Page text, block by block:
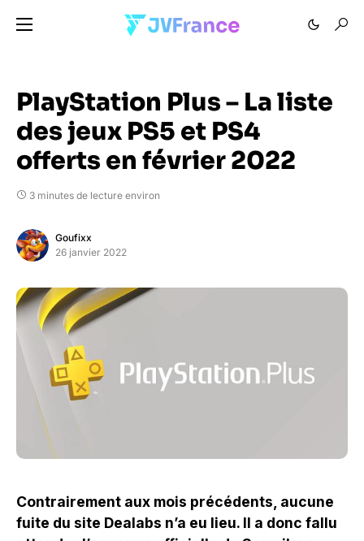
PlayStation Plus – La liste
des jeux PS5 et PS4
offerts en février 2022
3 minutes de lecture environ
Goufixx
26 janvier 2022
Contrairement aux mois précédents, aucune
fuite du site Dealabs n’a eu lieu. Il a donc fallu